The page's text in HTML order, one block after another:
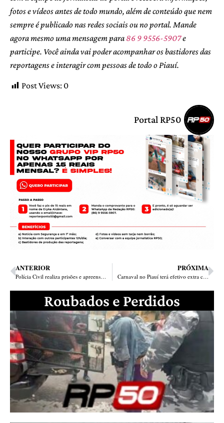
fotos e vídeos antes de todo mundo, além de conteúdo que nem
sempre é publicado nas redes sociais ou no portal. Mande
agora mesmo uma mensagem para 86 9 9556-5907e
participe. Você ainda vai poder acompanhar os bastidores das
reportagens e interagir com pessoas de todo o Piauí.
Post Views: 0
Portal RP50
ANTERIOR
Polícia Civil realiza prisões e apreensões na cidade de Paulistana
PRÓXIMA
Carnaval no Piauí terá efetivo extra com 1700 policiais nos municípios
Roubados e Perdidos